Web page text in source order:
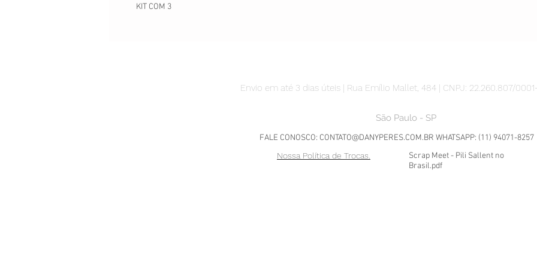
KIT COM 3
Envio em até 3 dias úteis | Rua Emílio Mallet, 484 | CNPJ: 22.260.807/
São Paulo - SP
FALE CONOSCO: CONTATO@DANYPERES.COM.BR WHATSAPP: (11) 94071-8257
Nossa Política de Trocas.
Scrap Meet - Pili Sallent no
Brasil.pdf